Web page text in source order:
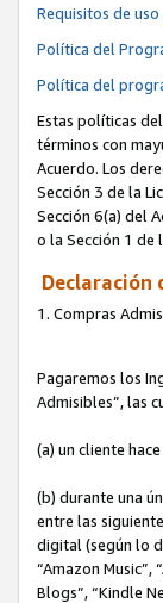
Requisitos de
Política del
Política del
Estas políticas
términos con
Acuerdo. Los
Sección 3 de la
Sección 6(a) del
o la Sección 1 de
Declaración
1. Compras
Pagaremos los
Admisibles”, las
(a) un cliente
(b) durante una
entre las
digital (según lo
“Amazon Music”,
Blogs”, “Kindle